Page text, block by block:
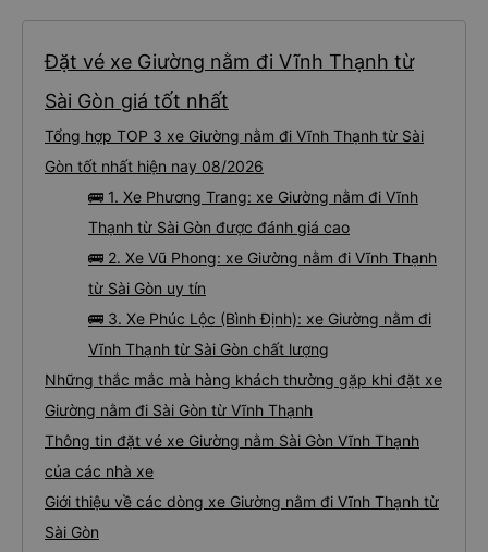
Đặt vé xe Giường nằm đi Vĩnh Thạnh từ
Sài Gòn giá tốt nhất
Tổng hợp TOP 3 xe Giường nằm đi Vĩnh Thạnh từ Sài
Gòn tốt nhất hiện nay 08/2026
🚌 1. Xe Phương Trang: xe Giường nằm đi Vĩnh
Thạnh từ Sài Gòn được đánh giá cao
🚌 2. Xe Vũ Phong: xe Giường nằm đi Vĩnh Thạnh
từ Sài Gòn uy tín
🚌 3. Xe Phúc Lộc (Bình Định): xe Giường nằm đi
Vĩnh Thạnh từ Sài Gòn chất lượng
Những thắc mắc mà hàng khách thường gặp khi đặt xe
Giường nằm đi Sài Gòn từ Vĩnh Thạnh
Thông tin đặt vé xe Giường nằm Sài Gòn Vĩnh Thạnh
của các nhà xe
Giới thiệu về các dòng xe Giường nằm đi Vĩnh Thạnh từ
Sài Gòn